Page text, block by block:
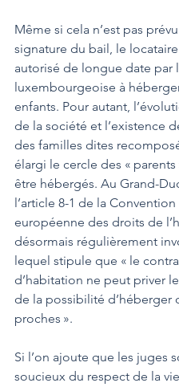
Même si cela n’est pas
signature du bail, le
autorisé de longue date par
luxembourgeoise à
enfants. Pour autant,
de la société et l’existence
des familles dites
élargi le cercle des « parents
être hébergés. Au Grand-
l’article 8-1 de la Convention
européenne des droits de
désormais régulièrement
lequel stipule que « le
d’habitation ne peut priver
de la possibilité d’héberger
proches ».
Si l’on ajoute que les juges
soucieux du respect de la